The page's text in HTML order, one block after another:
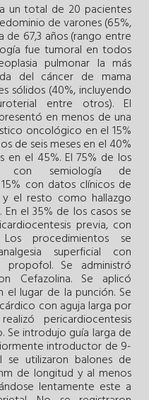
un total de 20 pacientes
de varones (65%,
de 67,3 años (rango entre
fue tumoral en todos
pulmonar la más
del cáncer de mama
sólidos (40%, incluyendo
entre otros). El
en menos de una
oncológico en el 15%
de seis meses en el 40%
en el 45%. El 75% de los
con semiología de
con datos clínicos de
el resto como hallazgo
el 35% de los casos se
previa, con
procedimientos se
superficial con
Se administró
Cefazolina. Se aplicó
lugar de la punción. Se
con aguja larga por
pericardiocentesis
Se introdujo guía larga de
introductor de 9-
utilizaron balones de
de longitud y al menos
lentamente este a